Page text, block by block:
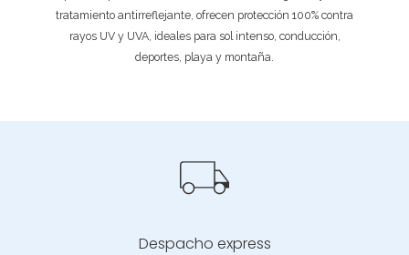
tratamiento antirreflejante, ofrecen protección 100% contra
rayos UV y UVA, ideales para sol intenso, conducción,
deportes, playa y montaña.
Despacho express